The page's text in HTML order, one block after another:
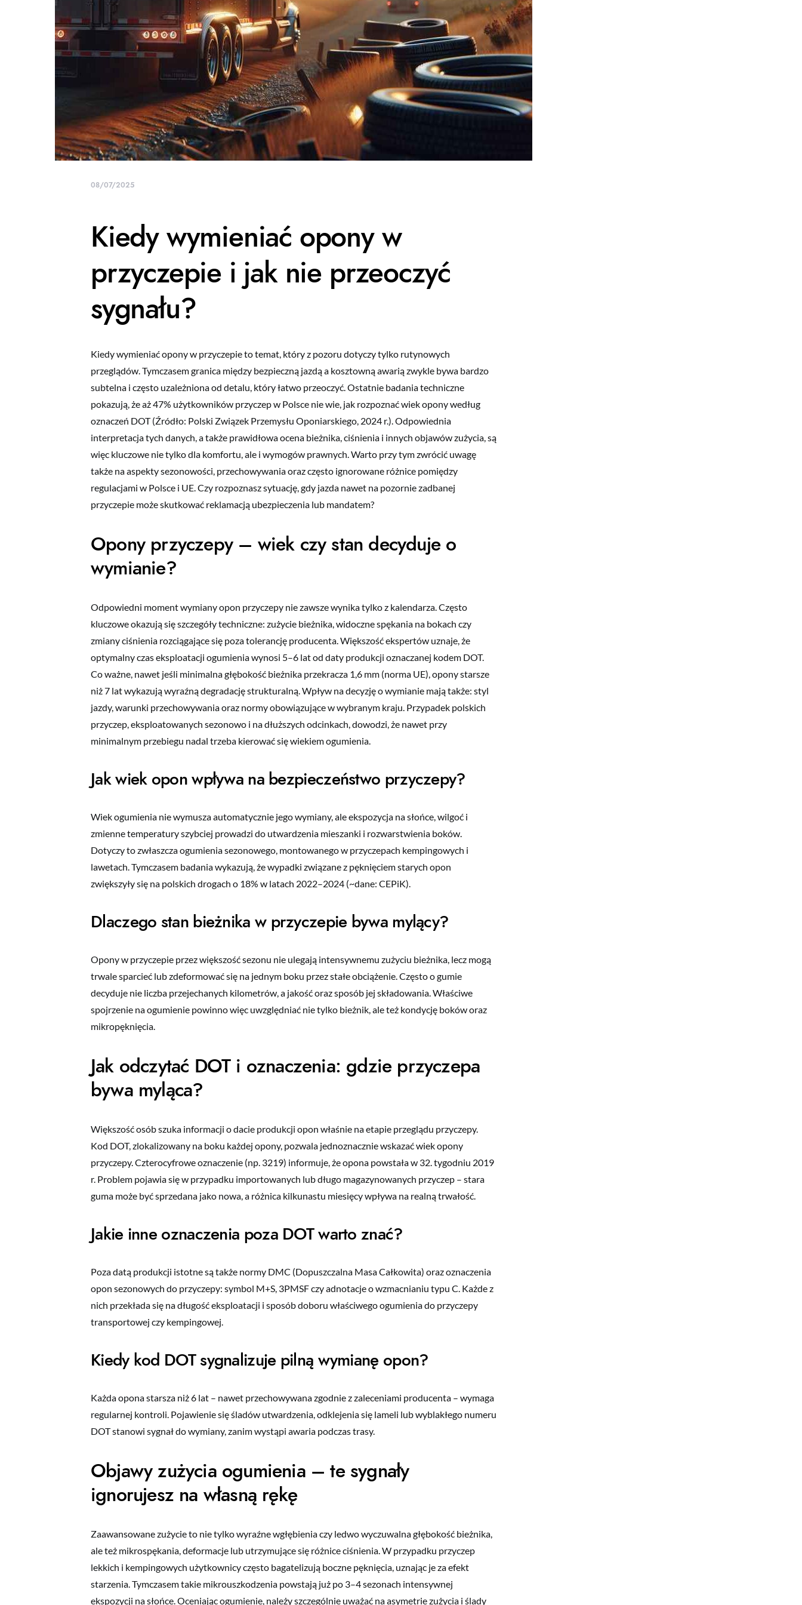
08/07/2025
Kiedy wymieniać opony w
przyczepie i jak nie przeoczyć
sygnału?
Kiedy wymieniać opony w przyczepie to temat, który z pozoru dotyczy tylko rutynowych
przeglądów. Tymczasem granica między bezpieczną jazdą a kosztowną awarią zwykle bywa bardzo
subtelna i często uzależniona od detalu, który łatwo przeoczyć. Ostatnie badania techniczne
pokazują, że aż 47% użytkowników przyczep w Polsce nie wie, jak rozpoznać wiek opony według
oznaczeń DOT (Źródło: Polski Związek Przemysłu Oponiarskiego, 2024 r.). Odpowiednia
interpretacja tych danych, a także prawidłowa ocena bieżnika, ciśnienia i innych objawów zużycia, są
więc kluczowe nie tylko dla komfortu, ale i wymogów prawnych. Warto przy tym zwrócić uwagę
także na aspekty sezonowości, przechowywania oraz często ignorowane różnice pomiędzy
regulacjami w Polsce i UE. Czy rozpoznasz sytuację, gdy jazda nawet na pozornie zadbanej
przyczepie może skutkować reklamacją ubezpieczenia lub mandatem?
Opony przyczepy – wiek czy stan decyduje o
wymianie?
Odpowiedni moment wymiany opon przyczepy nie zawsze wynika tylko z kalendarza. Często
kluczowe okazują się szczegóły techniczne: zużycie bieżnika, widoczne spękania na bokach czy
zmiany ciśnienia rozciągające się poza tolerancję producenta. Większość ekspertów uznaje, że
optymalny czas eksploatacji ogumienia wynosi 5–6 lat od daty produkcji oznaczanej kodem DOT.
Co ważne, nawet jeśli minimalna głębokość bieżnika przekracza 1,6 mm (norma UE), opony starsze
niż 7 lat wykazują wyraźną degradację strukturalną. Wpływ na decyzję o wymianie mają także: styl
jazdy, warunki przechowywania oraz normy obowiązujące w wybranym kraju. Przypadek polskich
przyczep, eksploatowanych sezonowo i na dłuższych odcinkach, dowodzi, że nawet przy
minimalnym przebiegu nadal trzeba kierować się wiekiem ogumienia.
Jak wiek opon wpływa na bezpieczeństwo przyczepy?
Wiek ogumienia nie wymusza automatycznie jego wymiany, ale ekspozycja na słońce, wilgoć i
zmienne temperatury szybciej prowadzi do utwardzenia mieszanki i rozwarstwienia boków.
Dotyczy to zwłaszcza ogumienia sezonowego, montowanego w przyczepach kempingowych i
lawetach. Tymczasem badania wykazują, że wypadki związane z pęknięciem starych opon
zwiększyły się na polskich drogach o 18% w latach 2022–2024 (~dane: CEPiK).
Dlaczego stan bieżnika w przyczepie bywa mylący?
Opony w przyczepie przez większość sezonu nie ulegają intensywnemu zużyciu bieżnika, lecz mogą
trwale sparcieć lub zdeformować się na jednym boku przez stałe obciążenie. Często o gumie
decyduje nie liczba przejechanych kilometrów, a jakość oraz sposób jej składowania. Właściwe
spojrzenie na ogumienie powinno więc uwzględniać nie tylko bieżnik, ale też kondycję boków oraz
mikropęknięcia.
Jak odczytać DOT i oznaczenia: gdzie przyczepa
bywa myląca?
Większość osób szuka informacji o dacie produkcji opon właśnie na etapie przeglądu przyczepy.
Kod DOT, zlokalizowany na boku każdej opony, pozwala jednoznacznie wskazać wiek opony
przyczepy. Czterocyfrowe oznaczenie (np. 3219) informuje, że opona powstała w 32. tygodniu 2019
r. Problem pojawia się w przypadku importowanych lub długo magazynowanych przyczep – stara
guma może być sprzedana jako nowa, a różnica kilkunastu miesięcy wpływa na realną trwałość.
Jakie inne oznaczenia poza DOT warto znać?
Poza datą produkcji istotne są także normy DMC (Dopuszczalna Masa Całkowita) oraz oznaczenia
opon sezonowych do przyczepy: symbol M+S, 3PMSF czy adnotacje o wzmacnianiu typu C. Każde z
nich przekłada się na długość eksploatacji i sposób doboru właściwego ogumienia do przyczepy
transportowej czy kempingowej.
Kiedy kod DOT sygnalizuje pilną wymianę opon?
Każda opona starsza niż 6 lat – nawet przechowywana zgodnie z zaleceniami producenta – wymaga
regularnej kontroli. Pojawienie się śladów utwardzenia, odklejenia się lameli lub wyblakłego numeru
DOT stanowi sygnał do wymiany, zanim wystąpi awaria podczas trasy.
Objawy zużycia ogumienia – te sygnały
ignorujesz na własną rękę
Zaawansowane zużycie to nie tylko wyraźne wgłębienia czy ledwo wyczuwalna głębokość bieżnika,
ale też mikrospękania, deformacje lub utrzymujące się różnice ciśnienia. W przypadku przyczep
lekkich i kempingowych użytkownicy często bagatelizują boczne pęknięcia, uznając je za efekt
starzenia. Tymczasem takie mikrouszkodzenia powstają już po 3–4 sezonach intensywnej
ekspozycji na słońce. Oceniając ogumienie, należy szczególnie uważać na asymetrie zużycia i ślady